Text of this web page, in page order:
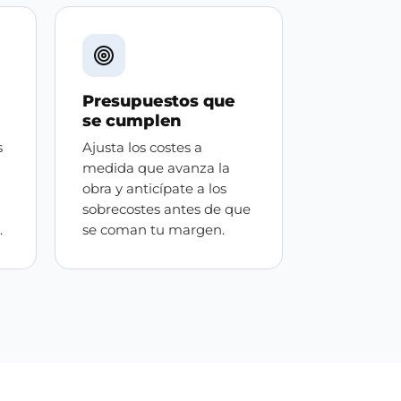
Presupuestos que
se cumplen
Ajusta los costes a
medida que avanza la
obra y anticípate a los
sobrecostes antes de que
se coman tu margen.